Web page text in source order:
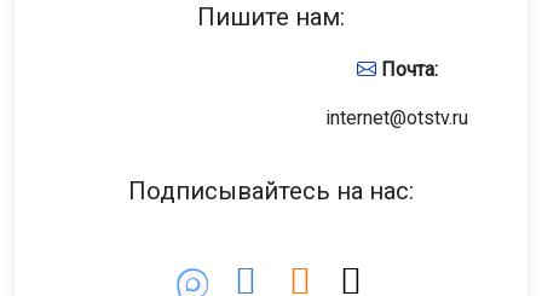
Пишите нам:
Почта:
internet@otstv.ru
Подписывайтесь на нас: